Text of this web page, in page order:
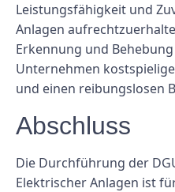
Leistungsfähigkeit und
Anlagen
Erkennung und
Unternehmen
und einen reibungslosen
Abschluss
Die Durchführung der
Elektrischer Anlagen ist